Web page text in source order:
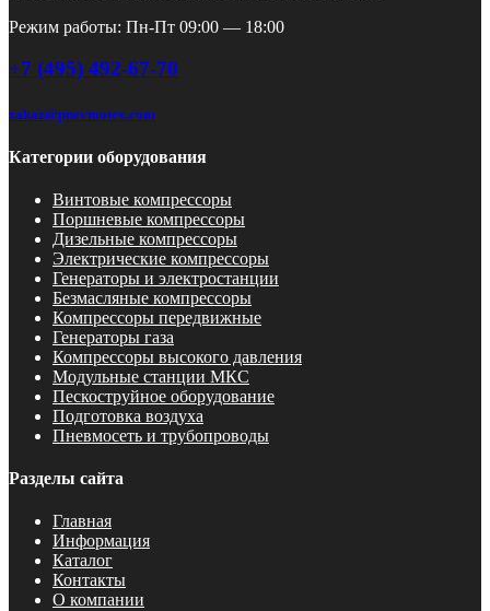
Режим работы: Пн-Пт 09:00 — 18:00
+7 (495) 492-67-70
zakaz@pnevmotex.com
Категории оборудования
Винтовые компрессоры
Поршневые компрессоры
Дизельные компрессоры
Электрические компрессоры
Генераторы и электростанции
Безмасляные компрессоры
Компрессоры передвижные
Генераторы газа
Компрессоры высокого давления
Модульные станции МКС
Пескоструйное оборудование
Подготовка воздуха
Пневмосеть и трубопроводы
Разделы сайта
Главная
Информация
Каталог
Контакты
О компании